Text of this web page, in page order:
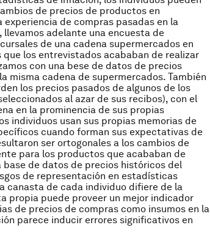
de precios de productos en
de compras pasadas en la
adelante una encuesta de
de una cadena supermercados en
los entrevistados acababan de realizar
con una bese de datos de precios
misma cadena de supermercados. También
los precios pasados de algunos de los
al azar de sus recibos), con el
en la prominencia de sus propias
individuos usan sus propias memorias de
cuando forman sus expectativas de
ser ortogonales a los cambios de
para los productos que acababan de
de datos de precios históricos del
de representación en estadísticas
canasta de cada individuo difiere de la
propia puede proveer un mejor indicador
de precios de compras como insumos en la
parece inducir errores significativos en